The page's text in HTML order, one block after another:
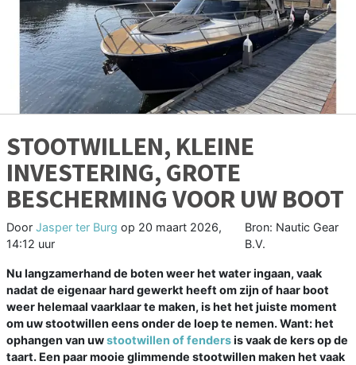
STOOTWILLEN, KLEINE
INVESTERING, GROTE
BESCHERMING VOOR UW BOOT
Door Jasper ter Burg op 20 maart 2026,
14:12 uur
Bron: Nautic Gear
B.V.
Nu langzamerhand de boten weer het water ingaan, vaak
nadat de eigenaar hard gewerkt heeft om zijn of haar boot
weer helemaal vaarklaar te maken, is het het juiste moment
om uw stootwillen eens onder de loep te nemen. Want: het
ophangen van uwstootwillen of fendersis vaak de kers op de
taart. Een paar mooie glimmende stootwillen maken het vaak